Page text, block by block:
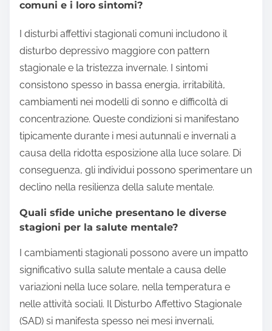
comuni e i loro sintomi?
I disturbi affettivi stagionali comuni includono il
disturbo depressivo maggiore con pattern
stagionale e la tristezza invernale. I sintomi
consistono spesso in bassa energia, irritabilità,
cambiamenti nei modelli di sonno e difficoltà di
concentrazione. Queste condizioni si manifestano
tipicamente durante i mesi autunnali e invernali a
causa della ridotta esposizione alla luce solare. Di
conseguenza, gli individui possono sperimentare un
declino nella resilienza della salute mentale.
Quali sfide uniche presentano le diverse
stagioni per la salute mentale?
I cambiamenti stagionali possono avere un impatto
significativo sulla salute mentale a causa delle
variazioni nella luce solare, nella temperatura e
nelle attività sociali. Il Disturbo Affettivo Stagionale
(SAD) si manifesta spesso nei mesi invernali,